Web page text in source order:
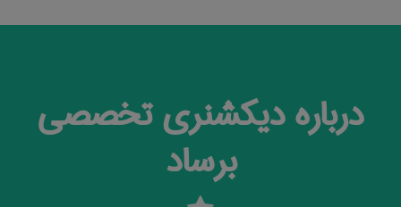
درباره دیکشنری تخصصی
برساد